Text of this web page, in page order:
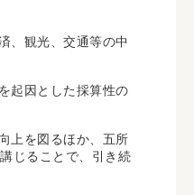
、観光、交通等の中
起因とした採算性の
上を図るほか、五所
じることで、引き続